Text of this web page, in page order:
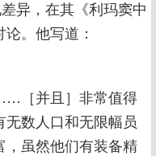
异，在其《利玛窦中
。他写道：
［并且］非常值得
数人口和无限幅员
，虽然他们有装备精